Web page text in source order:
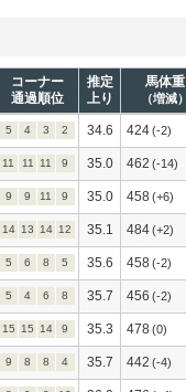
コーナー
通過順位
推定
上り
馬体重
（増減）
5 4 3 2 34.6 424(-2)
11 11 11 9 35.0 462 (-14)
9 9 11 9 35.0 458(+6)
14 13 14 12 35.1 484(+2)
5 6 8 5 35.6 458(-2)
5 4 6 8 35.7 456 (-2)
15 15 14 9 35.3 478(0)
9 8 8 4 35.7 442 (-4)